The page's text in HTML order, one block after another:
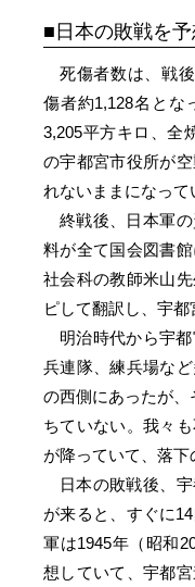
日本の敗戦を予
死傷者数は、戦
傷者約1,128名とな
3,205平方キロ、全
の宇都宮市役所が
れないままになって
終戦後、日本軍
料が全て国会図書
社会科の教師米山
ピして翻訳し、宇都
明治時代から宇
兵連隊、練兵場な
の西側にあったが
ちていない。我々
が降っていて、落下
日本の敗戦後、
が来ると、すぐに
軍は1945年（昭和
想していて、宇都